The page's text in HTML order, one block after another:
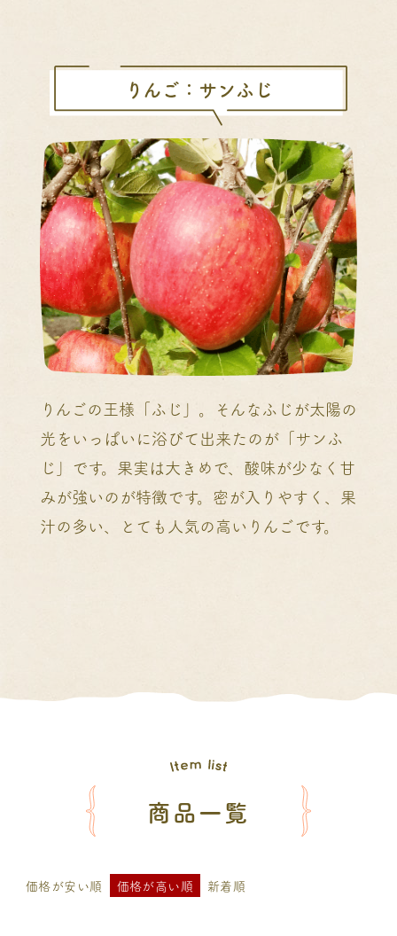
りんご：サンふじ
りんごの王様「ふじ」。そんなふじが太陽の
光をいっぱいに浴びて出来たのが「サンふ
じ」です。果実は大きめで、酸味が少なく甘
みが強いのが特徴です。密が入りやすく、果
汁の多い、とても人気の高いりんごです。
商品一覧
価格が安い順 価格が高い順 新着順